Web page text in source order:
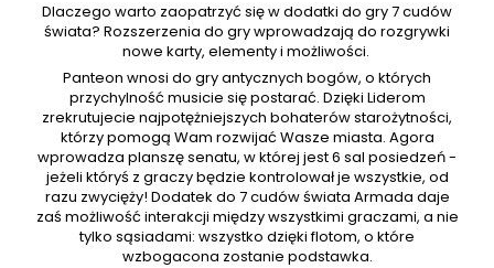
Dlaczego warto zaopatrzyć się w dodatki do gry 7 cudów
świata? Rozszerzenia do gry wprowadzają do rozgrywki
nowe karty, elementy i możliwości.
Panteon wnosi do gry antycznych bogów, o których
przychylność musicie się postarać. Dzięki Liderom
zrekrutujecie najpotężniejszych bohaterów starożytności,
którzy pomogą Wam rozwijać Wasze miasta. Agora
wprowadza planszę senatu, w której jest 6 sal posiedzeń -
jeżeli któryś z graczy będzie kontrolował je wszystkie, od
razu zwycięży! Dodatek do 7 cudów świata Armada daje
zaś możliwość interakcji między wszystkimi graczami, a nie
tylko sąsiadami: wszystko dzięki flotom, o które
wzbogacona zostanie podstawka.